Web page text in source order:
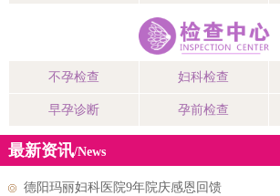
不孕检查 妇科检查
早孕诊断 孕前检查
最新资讯/News
德阳玛丽妇科医院9年院庆感恩回馈